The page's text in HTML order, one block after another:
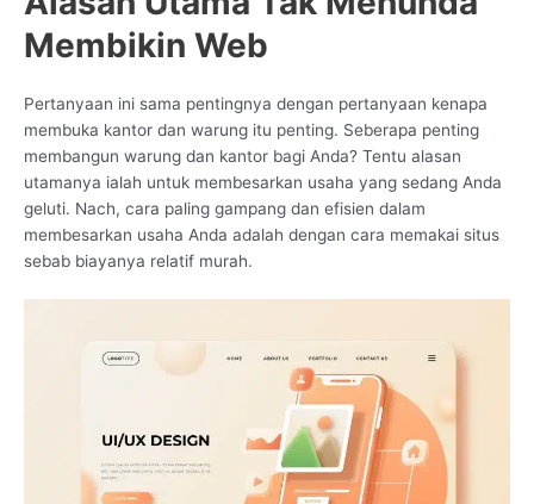
Membikin Web
Pertanyaan ini sama pentingnya dengan pertanyaan kenapa
membuka kantor dan warung itu penting. Seberapa penting
membangun warung dan kantor bagi Anda? Tentu alasan
utamanya ialah untuk membesarkan usaha yang sedang Anda
geluti. Nach, cara paling gampang dan efisien dalam
membesarkan usaha Anda adalah dengan cara memakai situs
sebab biayanya relatif murah.